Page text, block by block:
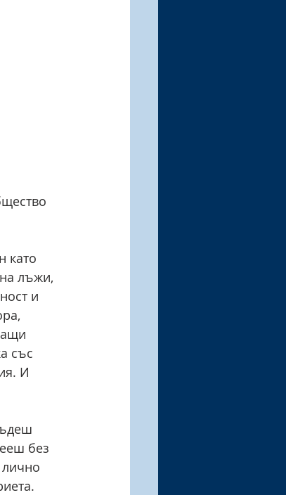
като
лъжи,
и
със
И
без
лично